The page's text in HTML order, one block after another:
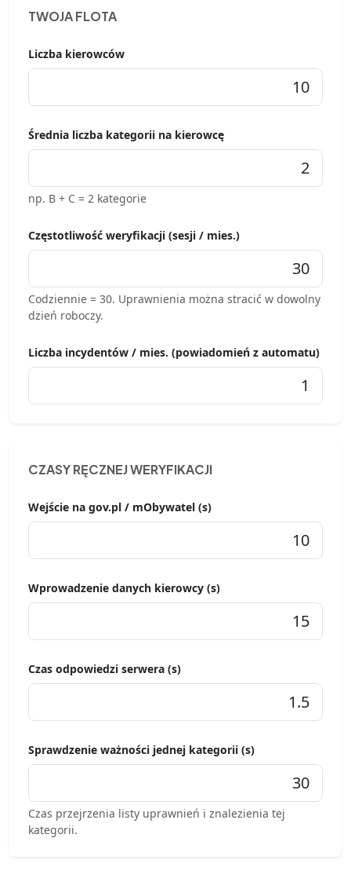
TWOJA FLOTA
Liczba kierowców
Średnia liczba kategorii na kierowcę
np. B + C = 2 kategorie
Częstotliwość weryfikacji (sesji / mies.)
Codziennie = 30. Uprawnienia można stracić w dowolny
dzień roboczy.
Liczba incydentów / mies. (powiadomień z automatu)
CZASY RĘCZNEJ WERYFIKACJI
Wejście na gov.pl / mObywatel (s)
Wprowadzenie danych kierowcy (s)
Czas odpowiedzi serwera (s)
Sprawdzenie ważności jednej kategorii (s)
Czas przejrzenia listy uprawnień i znalezienia tej
kategorii.